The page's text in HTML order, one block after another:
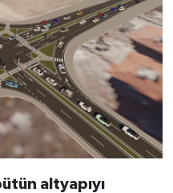
altyapıyı